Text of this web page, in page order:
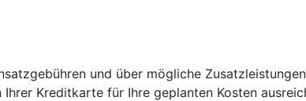
und über mögliche
Kreditkarte für Ihre geplanten Kosten